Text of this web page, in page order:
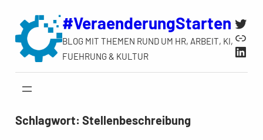
Inhalt
springen
#VeraenderungStarten
BLOG MIT THEMEN RUND UM HR, ARBEIT, KI,
FUEHRUNG & KULTUR
Link
Schlagwort: Stellenbeschreibung